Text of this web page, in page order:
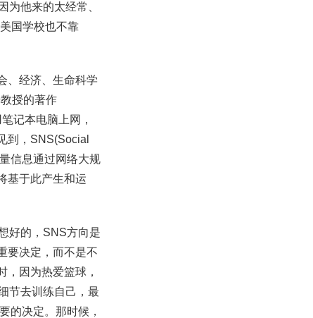
为他来的太经常、
国学校也不靠
、经济、生命科学
授的著作
记本电脑上网，
到，SNS(Social
信息通过网络大规
基于此产生和运
好的，SNS方向是
要决定，而不是不
，因为热爱篮球，
节去训练自己，最
的决定。那时候，